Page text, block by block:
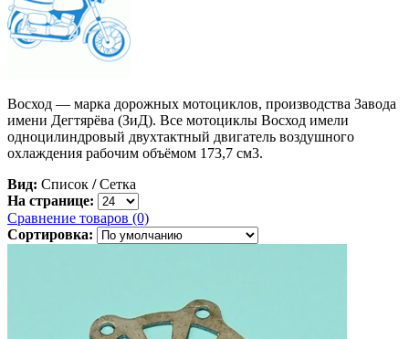
Восход — марка дорожных мотоциклов, производства Завода
имени Дегтярёва (ЗиД). Все мотоциклы Восход имели
одноцилиндровый двухтактный двигатель воздушного
охлаждения рабочим объёмом 173,7 см3.
Вид: Список / Сетка
На странице:
Сравнение товаров (0)
Сортировка: